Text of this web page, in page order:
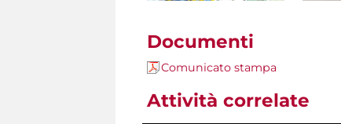
Documenti
Comunicato stampa
Attività correlate